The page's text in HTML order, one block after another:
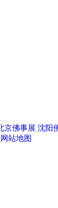
京佛事展 沈阳
网站地图